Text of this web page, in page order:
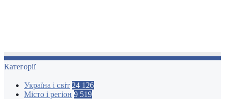
Категорії
Україна і світ 24 126
Місто і регіон 9 519